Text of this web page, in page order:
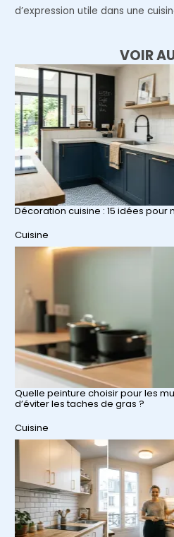
d’expression utile dans une
VOIR
Décoration cuisine : 15 idées
Par rapport à
Cuisine
Quelle peinture choisir pour les
d’éviter les taches de gras ?
Par rapport à
Cuisine